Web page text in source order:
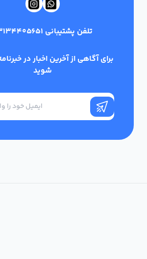
تلفن پشتیبانی
برای آگاهی از آخرین اخبار در
شوید